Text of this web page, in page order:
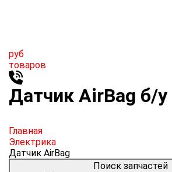
руб
товаров
Датчик AirBag б/у
Главная
Электрика
Датчик AirBag
Поиск запчастей